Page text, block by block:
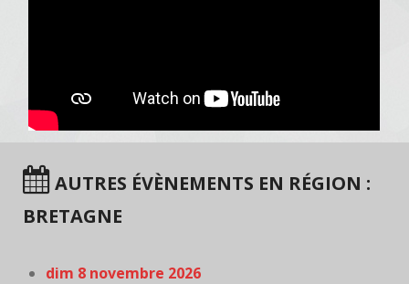
AUTRES ÉVÈNEMENTS EN RÉGION :
BRETAGNE
dim 8 novembre 2026